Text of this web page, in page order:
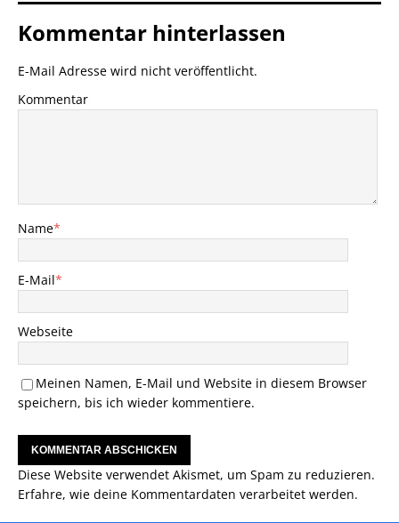
Kommentar hinterlassen
E-Mail Adresse wird nicht veröffentlicht.
Kommentar
Name*
E-Mail*
Webseite
Meinen Namen, E-Mail und Website in diesem Browser
speichern, bis ich wieder kommentiere.
Diese Website verwendet Akismet, um Spam zu reduzieren.
Erfahre, wie deine Kommentardaten verarbeitet werden.